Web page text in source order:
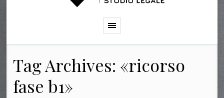
Tag Archives: «ricorso
fase b1»